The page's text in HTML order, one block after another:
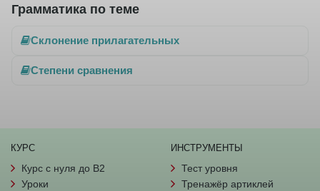
Грамматика по теме
Склонение прилагательных
Степени сравнения
КУРС
Курс с нуля до B2
Уроки
ИНСТРУМЕНТЫ
Тест уровня
Тренажёр артиклей